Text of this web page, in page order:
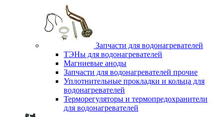
Запчасти для водонагревателей
ТЭНы для водонагревателей
Магниевые аноды
Запчасти для водонагревателей прочие
Уплотнительные прокладки и кольца для
водонагревателей
Терморегуляторы и термопредохранители
для водонагревателей